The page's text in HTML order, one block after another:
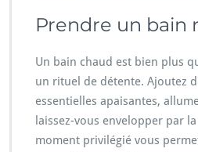
Prendre un bain
Un bain chaud est bien plus
un rituel de détente. Ajoutez
essentielles apaisantes,
laissez-vous envelopper par
moment privilégié vous